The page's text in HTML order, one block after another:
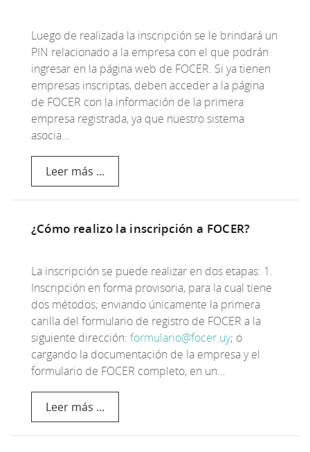
Luego de realizada la inscripción se le brindará un
PIN relacionado a la empresa con el que podrán
ingresar en la página web de FOCER. Si ya tienen
empresas inscriptas, deben acceder a la página
de FOCER con la información de la primera
empresa registrada, ya que nuestro sistema
asocia…
Leer más ...
¿Cómo realizo la inscripción a FOCER?
La inscripción se puede realizar en dos etapas: 1.
Inscripción en forma provisoria, para la cual tiene
dos métodos; enviando únicamente la primera
carilla del formulario de registro de FOCER a la
siguiente dirección: formulario@focer.uy; o
cargando la documentación de la empresa y el
formulario de FOCER completo, en un…
Leer más ...